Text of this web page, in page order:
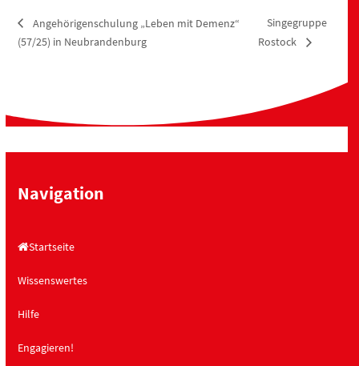
Angehörigenschulung „Leben mit Demenz“
(57/25) in Neubrandenburg
Singegruppe
Rostock
Navigation
Startseite
Wissenswertes
Hilfe
Engagieren!